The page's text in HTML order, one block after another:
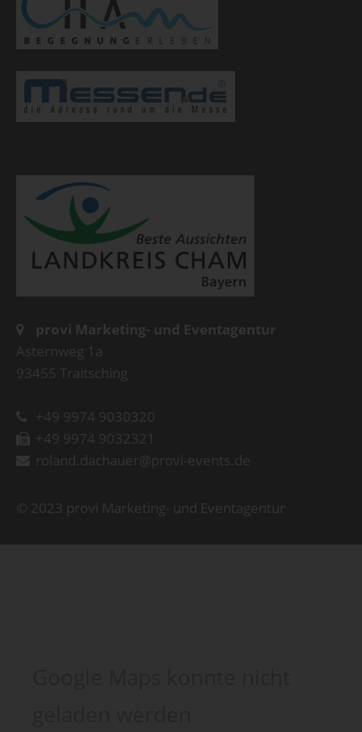
provi Marketing- und Eventagentur
Asternweg 1a
93455 Traitsching
+49 9974 9030320
+49 9974 9032321
roland.dachauer@provi-events.de
© 2023 provi Marketing- und Eventagentur